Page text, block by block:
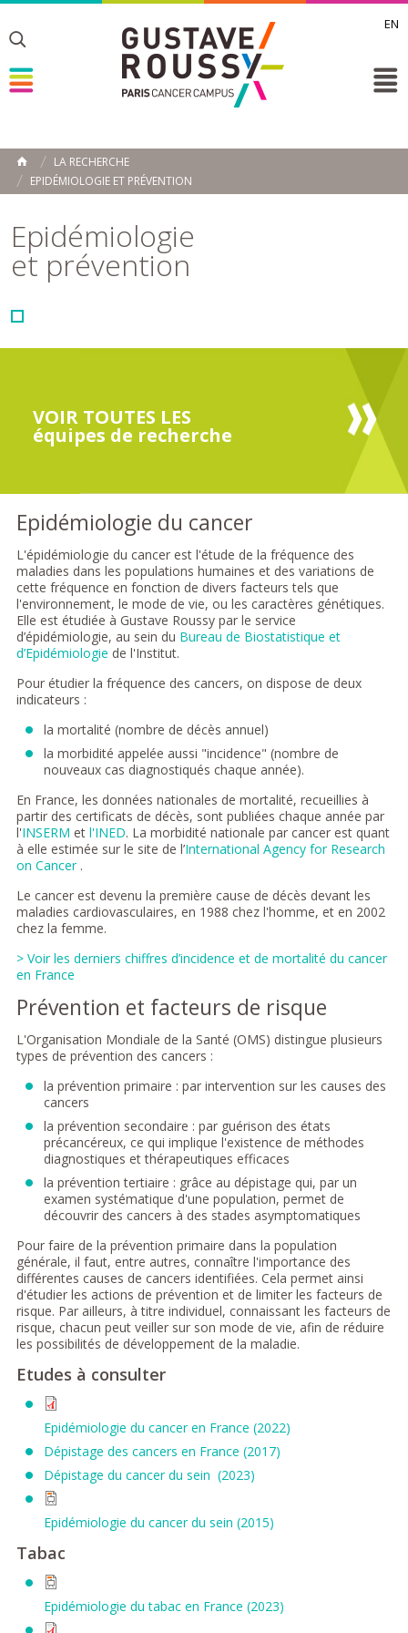
EN
Toggle
Toggle
Toggle
ACCUEIL
LA RECHERCHE
EPIDÉMIOLOGIE ET PRÉVENTION
Epidémiologie
et prévention
VOIR TOUTES LES
équipes de recherche
Epidémiologie du cancer
L'épidémiologie du cancer est l'étude de la fréquence des
maladies dans les populations humaines et des variations de
cette fréquence en fonction de divers facteurs tels que
l'environnement, le mode de vie, ou les caractères génétiques.
Elle est étudiée à Gustave Roussy par le service
d’épidémiologie, au sein du Bureau de Biostatistique et
d’Epidémiologie de l'Institut.
Pour étudier la fréquence des cancers, on dispose de deux
indicateurs :
la mortalité (nombre de décès annuel)
la morbidité appelée aussi "incidence" (nombre de
nouveaux cas diagnostiqués chaque année).
En France, les données nationales de mortalité, recueillies à
partir des certificats de décès, sont publiées chaque année par
l'INSERM et l'INED. La morbidité nationale par cancer est quant
à elle estimée sur le site de l’International Agency for Research
on Cancer.
Le cancer est devenu la première cause de décès devant les
maladies cardiovasculaires, en 1988 chez l'homme, et en 2002
chez la femme.
> Voir les derniers chiffres d’incidence et de mortalité du cancer
en France
Prévention et facteurs de risque
L'Organisation Mondiale de la Santé (OMS) distingue plusieurs
types de prévention des cancers :
la prévention primaire : par intervention sur les causes des
cancers
la prévention secondaire : par guérison des états
précancéreux, ce qui implique l'existence de méthodes
diagnostiques et thérapeutiques efficaces
la prévention tertiaire : grâce au dépistage qui, par un
examen systématique d'une population, permet de
découvrir des cancers à des stades asymptomatiques
Pour faire de la prévention primaire dans la population
générale, il faut, entre autres, connaître l'importance des
différentes causes de cancers identifiées. Cela permet ainsi
d'étudier les actions de prévention et de limiter les facteurs de
risque. Par ailleurs, à titre individuel, connaissant les facteurs de
risque, chacun peut veiller sur son mode de vie, afin de réduire
les possibilités de développement de la maladie.
Etudes à consulter
Epidémiologie du cancer en France (2022)
Dépistage des cancers en France (2017)
Dépistage du cancer du sein (2023)
Epidémiologie du cancer du sein (2015)
Tabac
Epidémiologie du tabac en France (2023)